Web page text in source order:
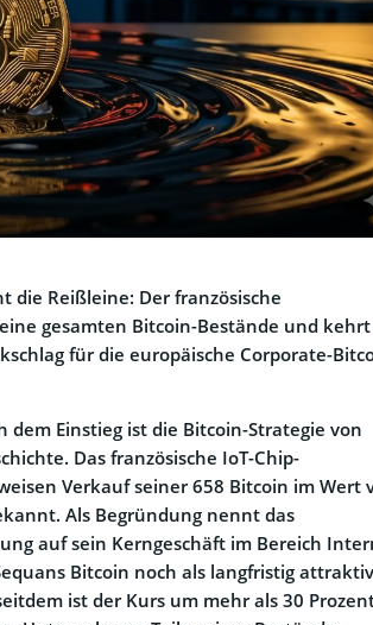
die Reißleine: Der französische
gesamten Bitcoin-Bestände und
für die europäische Corporate-
dem Einstieg ist die Bitcoin-Strategie von
Das französische IoT-Chip-
Verkauf seiner 658 Bitcoin im Wert
Als Begründung nennt das
auf sein Kerngeschäft im Bereich
Bitcoin noch als langfristig
ist der Kurs um mehr als 30